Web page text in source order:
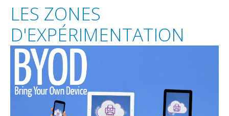
LES ZONES
D'EXPÉRIMENTATION